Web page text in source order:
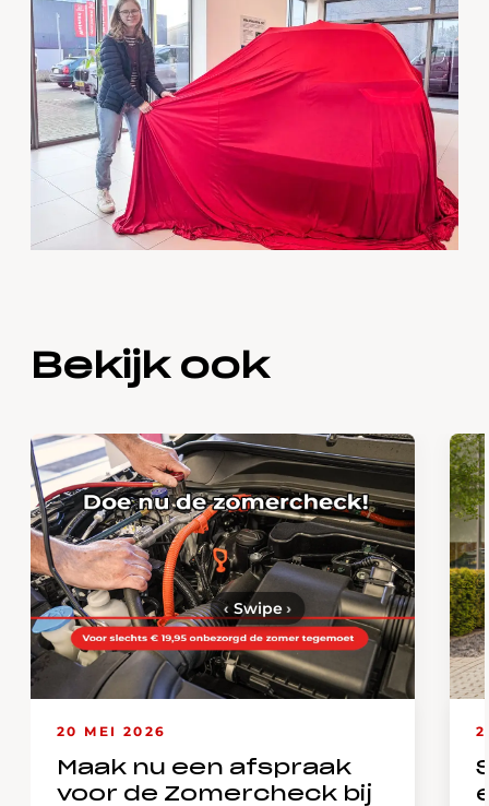
Bekijk ook
20 MEI 2026
Maak nu een afspraak
voor de Zomercheck bij
‹ Swipe›